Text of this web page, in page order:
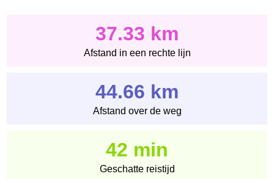
37.33 km
Afstand in een rechte lijn
44.66 km
Afstand over de weg
42 min
Geschatte reistijd